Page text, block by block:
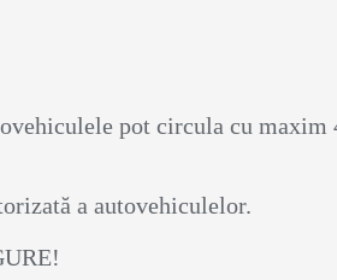
pot circula cu
a autovehiculelor.